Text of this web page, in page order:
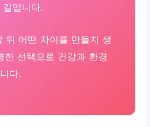
입니다.
뒤 어떤 차이를 만들지 생
한 선택으로 건강과 환경
다.